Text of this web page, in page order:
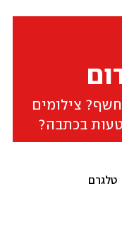
צילומים
בכתבה?
טלגרם